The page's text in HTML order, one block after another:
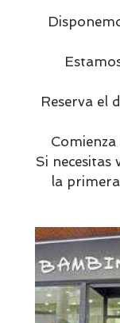
Reserva el
Si necesitas
la